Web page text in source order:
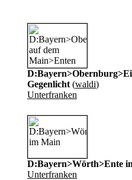
Gegenlicht (waldi)
Unterfranken
D:Bayern>Wörth>Ente
Unterfranken